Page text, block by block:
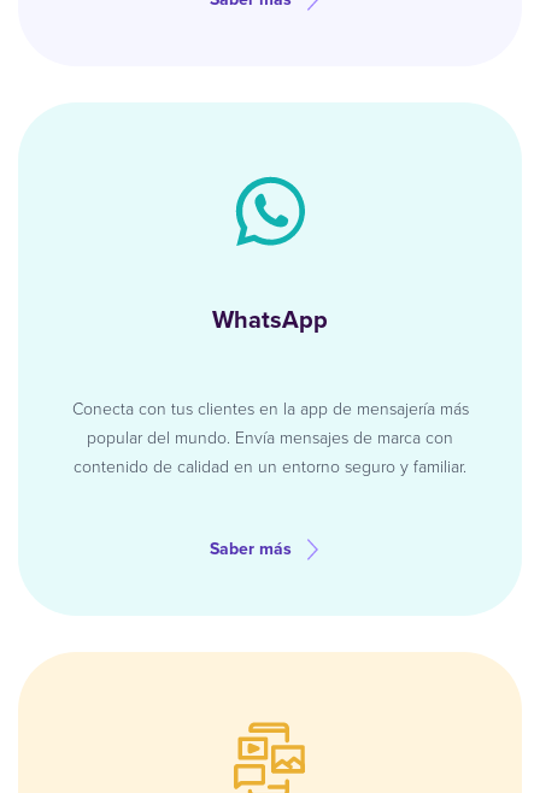
WhatsApp
Conecta con tus clientes en la app de mensajería más
popular del mundo. Envía mensajes de marca con
contenido de calidad en un entorno seguro y familiar.
Saber más